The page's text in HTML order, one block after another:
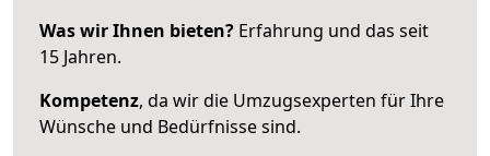
Was wir Ihnen bieten? Erfahrung und das seit
15 Jahren.
Kompetenz, da wir die Umzugsexperten für Ihre
Wünsche und Bedürfnisse sind.